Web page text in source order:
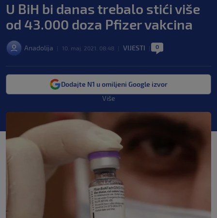
U BiH bi danas trebalo stići više
od 43.000 doza Pfizer vakcina
Anadolija 10. maj. 2021. 08:48 VIJESTI 0
Dodajte N1 u omiljeni Google izvor
Više